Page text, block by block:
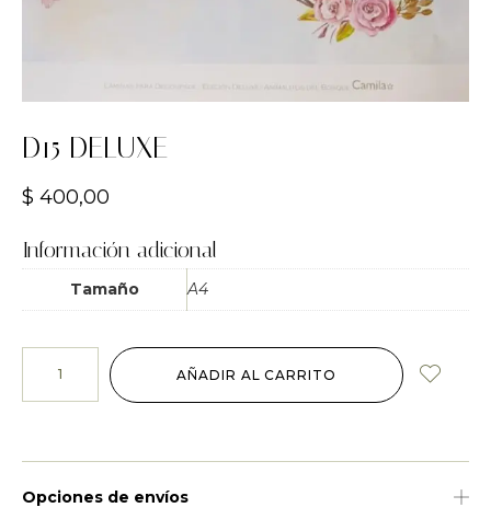
D15 DELUXE
$ 400,00
Información adicional
Tamaño A4
AÑADIR AL CARRITO
Opciones de envíos